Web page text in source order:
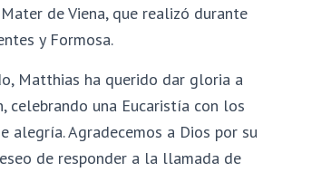
de Viena, que realizó durante
y Formosa.
Matthias ha querido dar gloria a
celebrando una Eucaristía con los
alegría. Agradecemos a Dios por su
de responder a la llamada de